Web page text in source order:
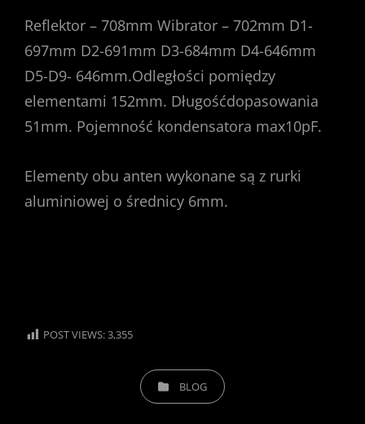
Reflektor – 708mm Wibrator – 702mm D1-
697mm D2-691mm D3-684mm D4-646mm
D5-D9- 646mm.Odległości pomiędzy
elementami 152mm. Długośćdopasowania
51mm. Pojemność kondensatora max10pF.
Elementy obu anten wykonane są z rurki
aluminiowej o średnicy 6mm.
POST VIEWS:3,355
CATEGORIESBLOG